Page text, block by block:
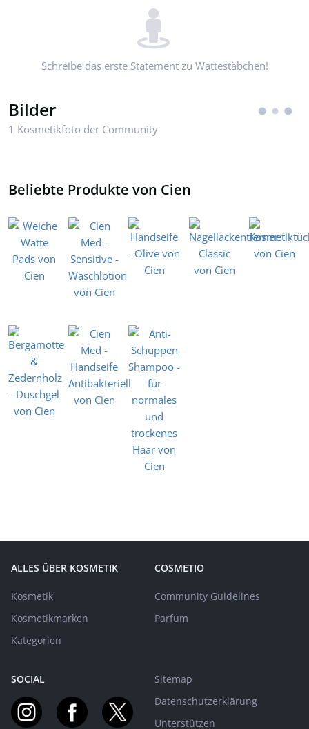
Schreibe das erste Statement zu Wattestäbchen!
Bilder
1 Kosmetikfoto der Community
Beliebte Produkte von Cien
ALLES ÜBER KOSMETIK
Kosmetik
Kosmetikmarken
Kategorien
COSMETIO
Community Guidelines
Parfum
SOCIAL
Sitemap
Datenschutzerklärung
Unterstützen